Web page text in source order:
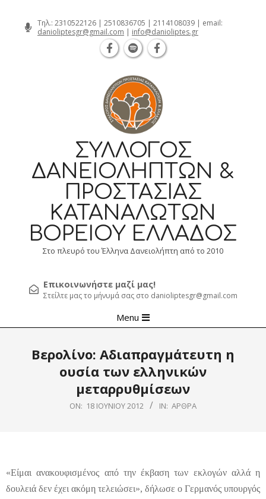
Τηλ.: 2310522126 | 2510836705 | 2114108039 | email:
danioliptesgr@gmail.com | info@danioliptes.gr
ΣΎΛΛΟΓΟΣ
ΔΑΝΕΙΟΛΗΠΤΏΝ &
ΠΡΟΣΤΑΣΊΑΣ
ΚΑΤΑΝΑΛΩΤΏΝ
ΒΟΡΕΊΟΥ ΕΛΛΆΔΟΣ
Στο πλευρό του Έλληνα Δανειολήπτη από το 2010
Επικοινωνήστε μαζί μας!
Στείλτε μας το μήνυμά σας στο danioliptesgr@gmail.com
Navigation
Menu
Βερολίνο: Αδιαπραγμάτευτη η
ουσία των ελληνικών
μεταρρυθμίσεων
ON: 18 ΙΟΥΝΊΟΥ 2012 IN: ΆΡΘΡΑ
«Είμαι ανακουφισμένος από την έκβαση των εκλογών αλλά η
δουλειά δεν έχει ακόμη τελειώσει», δήλωσε ο Γερμανός υπουργός